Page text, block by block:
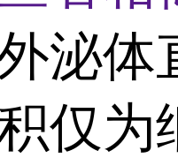
泌体
仅为